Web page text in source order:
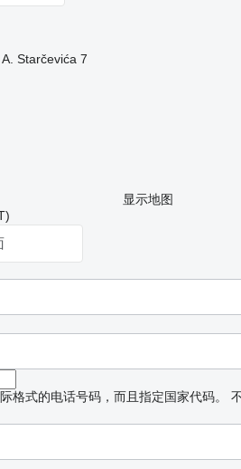
Starčevića 7
显示地图
格式的电话号码，而且指定国家代码。